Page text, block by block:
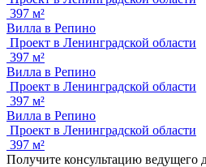
397 м²
Вилла в Репино
Проект в Ленинградской области
397 м²
Вилла в Репино
Проект в Ленинградской области
397 м²
Вилла в Репино
Проект в Ленинградской области
397 м²
Получите консультацию ведущего